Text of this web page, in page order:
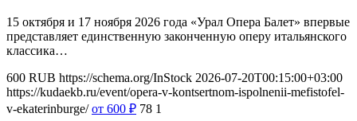
15 октября и 17 ноября 2026 года «Урал Опера Балет» впервые
представляет единственную законченную оперу итальянского
классика…
600 RUB https://schema.org/InStock 2026-07-20T00:15:00+03:00
https://kudaekb.ru/event/opera-v-kontsertnom-ispolnenii-mefistofel-
v-ekaterinburge/ от 600 ₽ 78 1